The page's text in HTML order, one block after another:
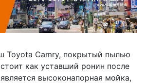
Toyota Camry, покрытый пылью
как уставший ронин после
высоконапорная мойка,